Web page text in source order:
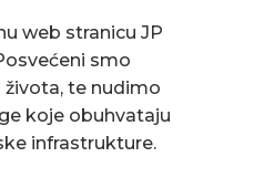
web stranicu JP
smo
te nudimo
koje obuhvataju
infrastrukture.